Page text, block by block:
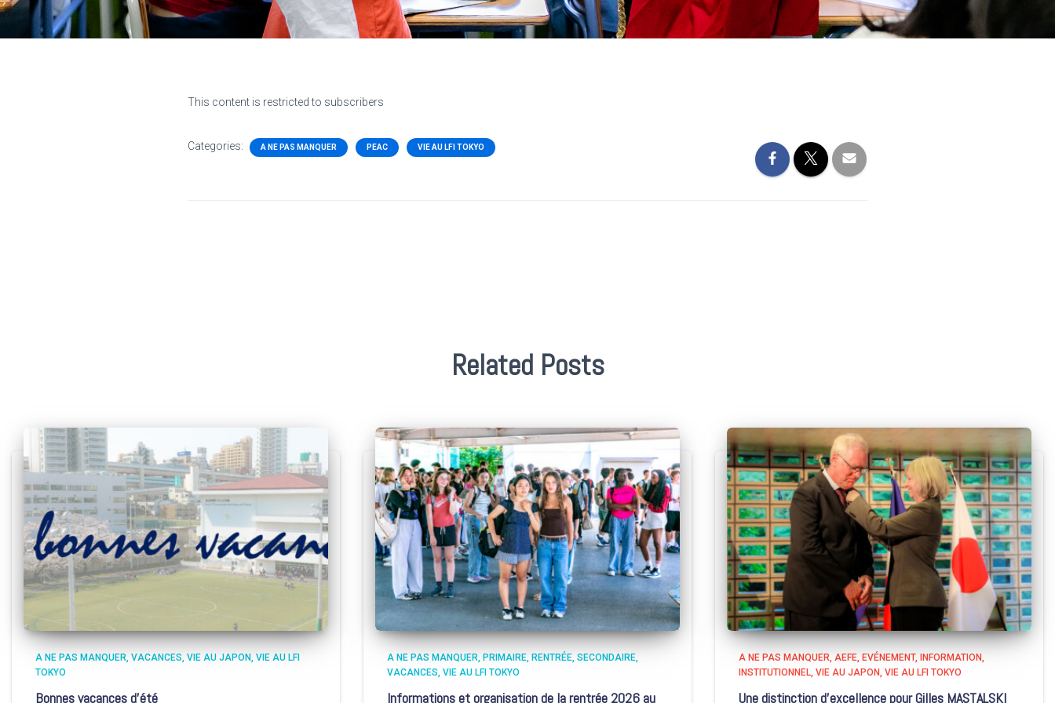
This content is restricted to subscribers
Categories: A NE PAS MANQUER PEAC VIE AU LFI TOKYO
Related Posts
A NE PAS MANQUER VACANCES VIE AU JAPON VIE AU LFI
TOKYO
Bonnes vacances d’été
A NE PAS MANQUER PRIMAIRE RENTRÉE SECONDAIRE
VACANCES VIE AU LFI TOKYO
Informations et organisation de la rentrée 2026 au
A NE PAS MANQUER AEFE EVÉNEMENT
INFORMATION
INSTITUTIONNEL VIE AU JAPON VIE AU LFI TOKYO
Une distinction d’excellence pour Gilles MASTALSKI